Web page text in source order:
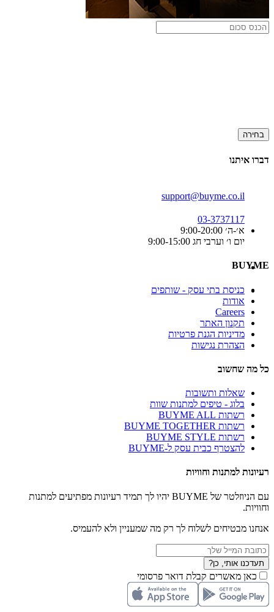
בחירה
דברו איתנו
support@buyme.co.il
03-3737117
א׳-ה׳ 9:00-20:00
יום ו׳ וערבי חג 9:00-15:00
BUYME
כניסת בתי עסק - שותפים
אודות
Careers
תקנון האתר
מדיניות הגנת פרטיות
הצהרת נגישות
כל מה שחשוב
שאלות ותשובות
בלוג - טיפים למתנות שוות
רשתות BUYME ALL
רשתות BUYME TOGETHER
רשתות BUYME STYLE
להצטרף כבית עסק ל-BUYME
רעיונות למתנות וחוויות
עם הניוזלטר של BUYME יהיו לך תמיד רעיונות מפתיעים למתנות
וחוויות.
אנחנו מבטיחים לשלוח לך רק מה שמעניין ולא להעמיס.
תעדכנו אותי, כן?
כאן מאשרים קבלת דואר פרסומי